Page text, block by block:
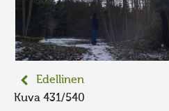
Edellinen
Kuva 431/540